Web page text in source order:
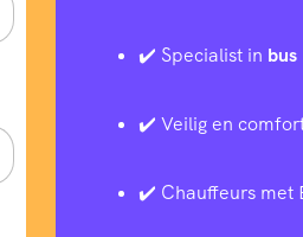
✔️ Specialist in
✔️ Veilig en
✔️ Chauffeurs met